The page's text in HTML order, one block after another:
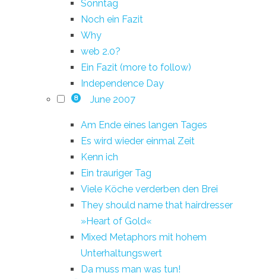
Sonntag
Noch ein Fazit
Why
web 2.0?
Ein Fazit (more to follow)
Independence Day
8 June 2007
Am Ende eines langen Tages
Es wird wieder einmal Zeit
Kenn ich
Ein trauriger Tag
Viele Köche verderben den Brei
They should name that hairdresser
»Heart of Gold«
Mixed Metaphors mit hohem
Unterhaltungswert
Da muss man was tun!